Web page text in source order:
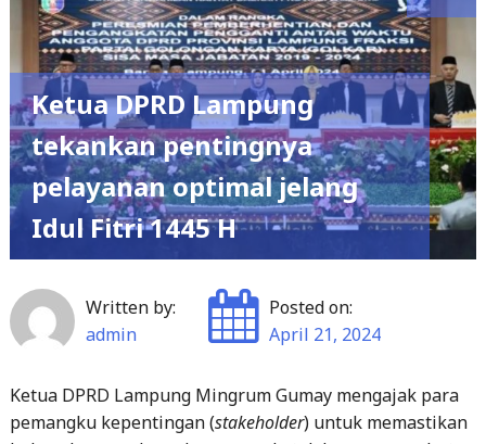
Ketua DPRD Lampung
tekankan pentingnya
pelayanan optimal jelang
Idul Fitri 1445 H
Written by:
admin
Posted on:
April 21, 2024
Ketua DPRD Lampung Mingrum Gumay mengajak para
pemangku kepentingan (stakeholder) untuk memastikan